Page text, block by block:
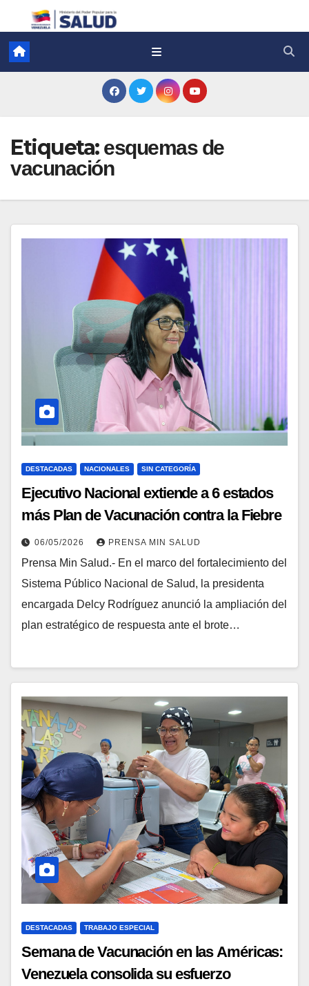
Etiqueta: esquemas de
vacunación
DESTACADAS NACIONALES SIN CATEGORÍA
Ejecutivo Nacional extiende a 6 estados
más Plan de Vacunación contra la Fiebre
Amarilla
06/05/2026 PRENSA MIN SALUD
Prensa Min Salud.- En el marco del fortalecimiento del
Sistema Público Nacional de Salud, la presidenta
encargada Delcy Rodríguez anunció la ampliación del
plan estratégico de respuesta ante el brote…
DESTACADAS TRABAJO ESPECIAL
Semana de Vacunación en las Américas:
Venezuela consolida su esfuerzo